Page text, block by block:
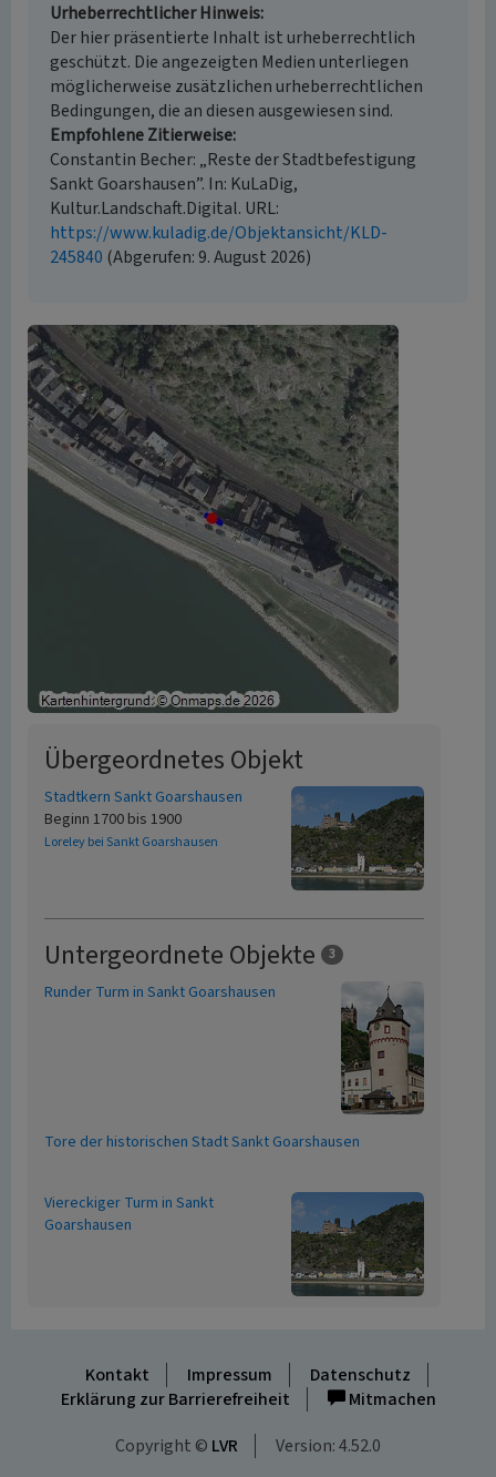
Urheberrechtlicher Hinweis
Der hier präsentierte Inhalt ist urheberrechtlich
geschützt. Die angezeigten Medien unterliegen
möglicherweise zusätzlichen urheberrechtlichen
Bedingungen, die an diesen ausgewiesen sind.
Empfohlene Zitierweise
Constantin Becher: „Reste der Stadtbefestigung
Sankt Goarshausen”. In: KuLaDig,
Kultur.Landschaft.Digital. URL:
https://www.kuladig.de/Objektansicht/KLD-
245840 (Abgerufen: 9. August 2026)
Übergeordnetes Objekt
Stadtkern Sankt Goarshausen
Beginn 1700 bis 1900
Loreley bei Sankt Goarshausen
Untergeordnete Objekte 3
Runder Turm in Sankt Goarshausen
Tore der historischen Stadt Sankt Goarshausen
Viereckiger Turm in Sankt
Goarshausen
Kontakt Impressum
Datenschutz
Erklärung zur Barrierefreiheit
Mitmachen
Copyright © LVR Version: 4.52.0